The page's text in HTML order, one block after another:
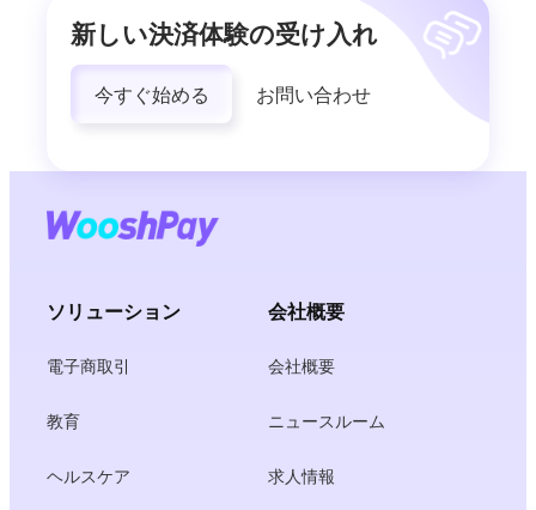
新しい決済体験の受け入れ
今すぐ始める お問い合わせ
ソリューション
電子商取引
教育
ヘルスケア
会社概要
会社概要
ニュースルーム
求人情報